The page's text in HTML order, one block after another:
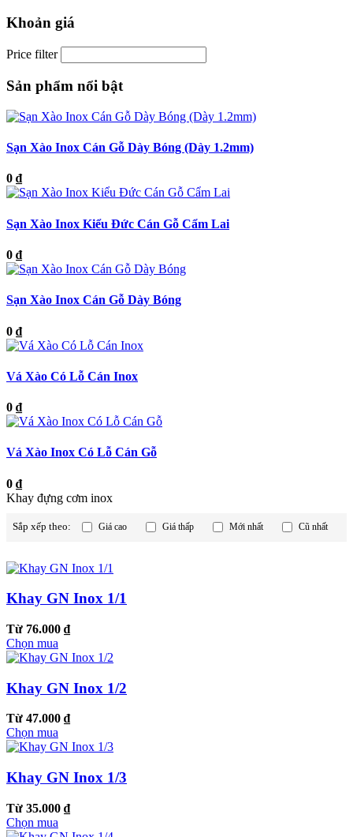
Khoản giá
Price filter
Sản phẩm nổi bật
Sạn Xào Inox Cán Gỗ Dày Bóng (Dày 1.2mm)
0 ₫
Sạn Xào Inox Kiểu Đức Cán Gỗ Cẩm Lai
0 ₫
Sạn Xào Inox Cán Gỗ Dày Bóng
0 ₫
Vá Xào Có Lỗ Cán Inox
0 ₫
Vá Xào Inox Có Lỗ Cán Gỗ
0 ₫
Khay đựng cơm inox
Sắp xếp theo: Giá cao Giá thấp Mới nhất Cũ nhất
Khay GN Inox 1/1
Từ 76.000 ₫
Chọn mua
Khay GN Inox 1/2
Từ 47.000 ₫
Chọn mua
Khay GN Inox 1/3
Từ 35.000 ₫
Chọn mua